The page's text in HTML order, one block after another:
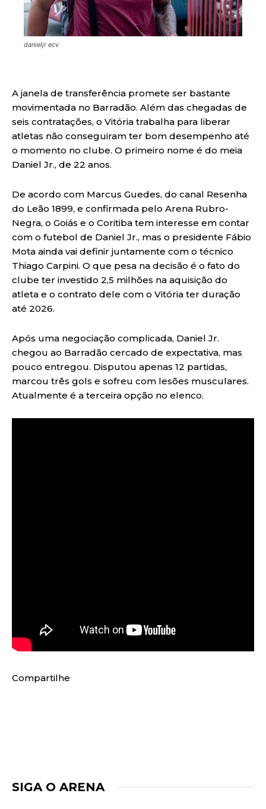
danieljr ecv
A janela de transferência promete ser bastante
movimentada no Barradão. Além das chegadas de
seis contratações, o Vitória trabalha para liberar
atletas não conseguiram ter bom desempenho até
o momento no clube. O primeiro nome é do meia
Daniel Jr., de 22 anos.
De acordo com Marcus Guedes, do canal Resenha
do Leão 1899, e confirmada pelo Arena Rubro-
Negra, o Goiás e o Coritiba tem interesse em contar
com o futebol de Daniel Jr., mas o presidente Fábio
Mota ainda vai definir juntamente com o técnico
Thiago Carpini. O que pesa na decisão é o fato do
clube ter investido 2,5 milhões na aquisição do
atleta e o contrato dele com o Vitória ter duração
até 2026.
Após uma negociação complicada, Daniel Jr.
chegou ao Barradão cercado de expectativa, mas
pouco entregou. Disputou apenas 12 partidas,
marcou três gols e sofreu com lesões musculares.
Atualmente é a terceira opção no elenco.
Compartilhe
SIGA O ARENA